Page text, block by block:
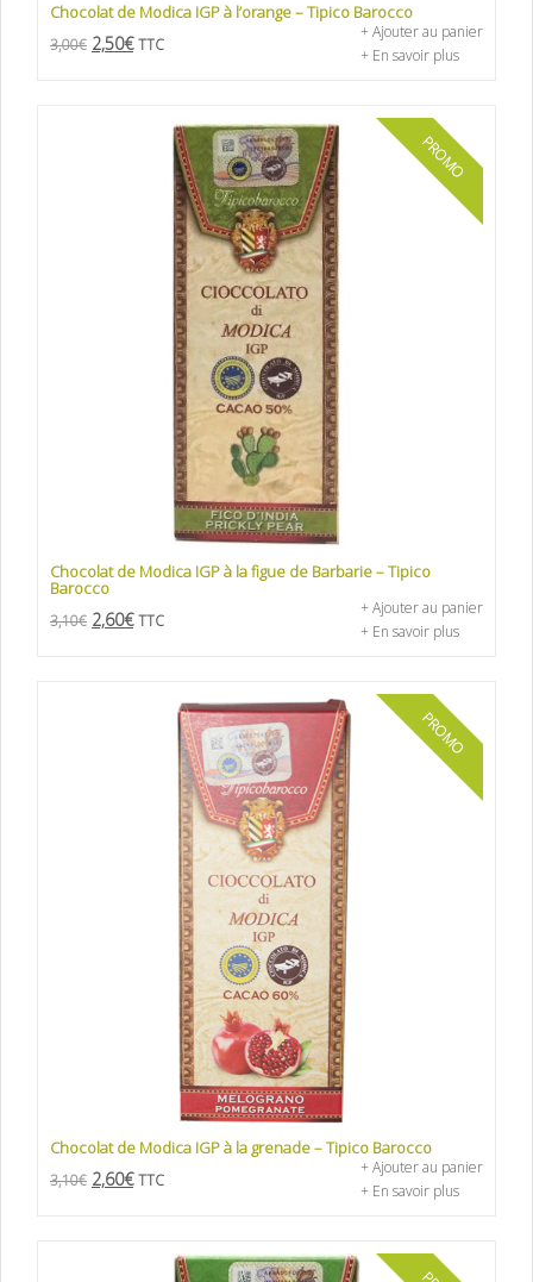
Chocolat de Modica IGP à l’orange – Tipico Barocco
3,00€ 2,50€ TTC
+ Ajouter au panier
+ En savoir plus
PROMO
Chocolat de Modica IGP à la figue de Barbarie – Tipico
Barocco
3,10€ 2,60€ TTC
+ Ajouter au panier
+ En savoir plus
PROMO
Chocolat de Modica IGP à la grenade – Tipico Barocco
3,10€ 2,60€ TTC
+ Ajouter au panier
+ En savoir plus